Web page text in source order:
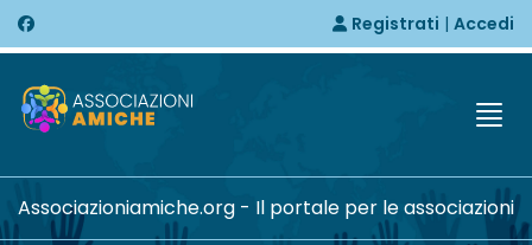
Registrati | Accedi
Associazioniamiche.org - Il portale per le associazioni